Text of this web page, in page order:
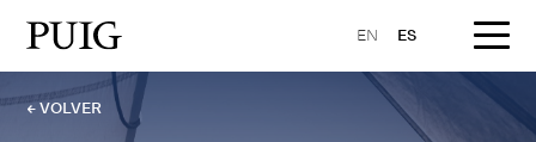
EN ES
← VOLVER